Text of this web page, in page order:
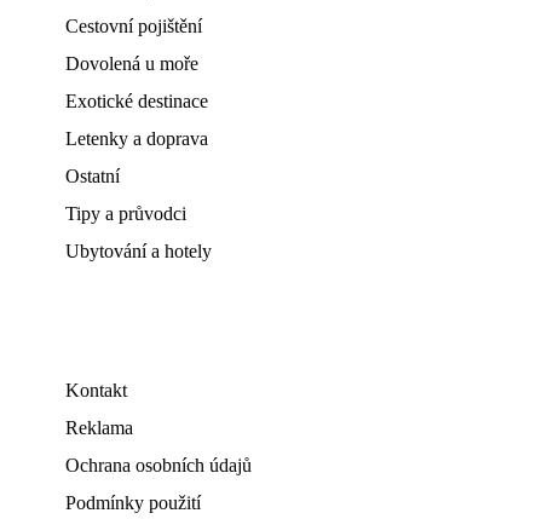
Cestovní pojištění
Dovolená u moře
Exotické destinace
Letenky a doprava
Ostatní
Tipy a průvodci
Ubytování a hotely
Kontakt
Reklama
Ochrana osobních údajů
Podmínky použití